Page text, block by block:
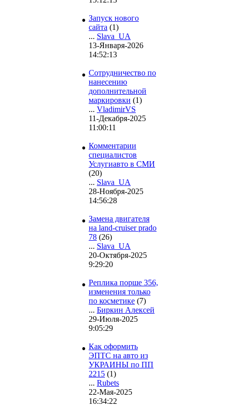
• Запуск нового
сайта (1)
... Slava_UA
13-Января-2026
14:52:13
• Сотрудничество по
нанесению
дополнительной
маркировки (1)
... VladimirVS
11-Декабря-2025
11:00:11
• Комментарии
специалистов
Услугиавто в СМИ
(20)
... Slava_UA
28-Ноября-2025
14:56:28
• Замена двигателя
на land-cruiser prado
78 (26)
... Slava_UA
20-Октября-2025
9:29:20
• Реплика порше 356,
изменения только
по косметике (7)
... Биркин Алексей
29-Июля-2025
9:05:29
• Как оформить
ЭПТС на авто из
УКРАИНЫ по ПП
2215 (1)
... Rubets
22-Мая-2025
16:34:22